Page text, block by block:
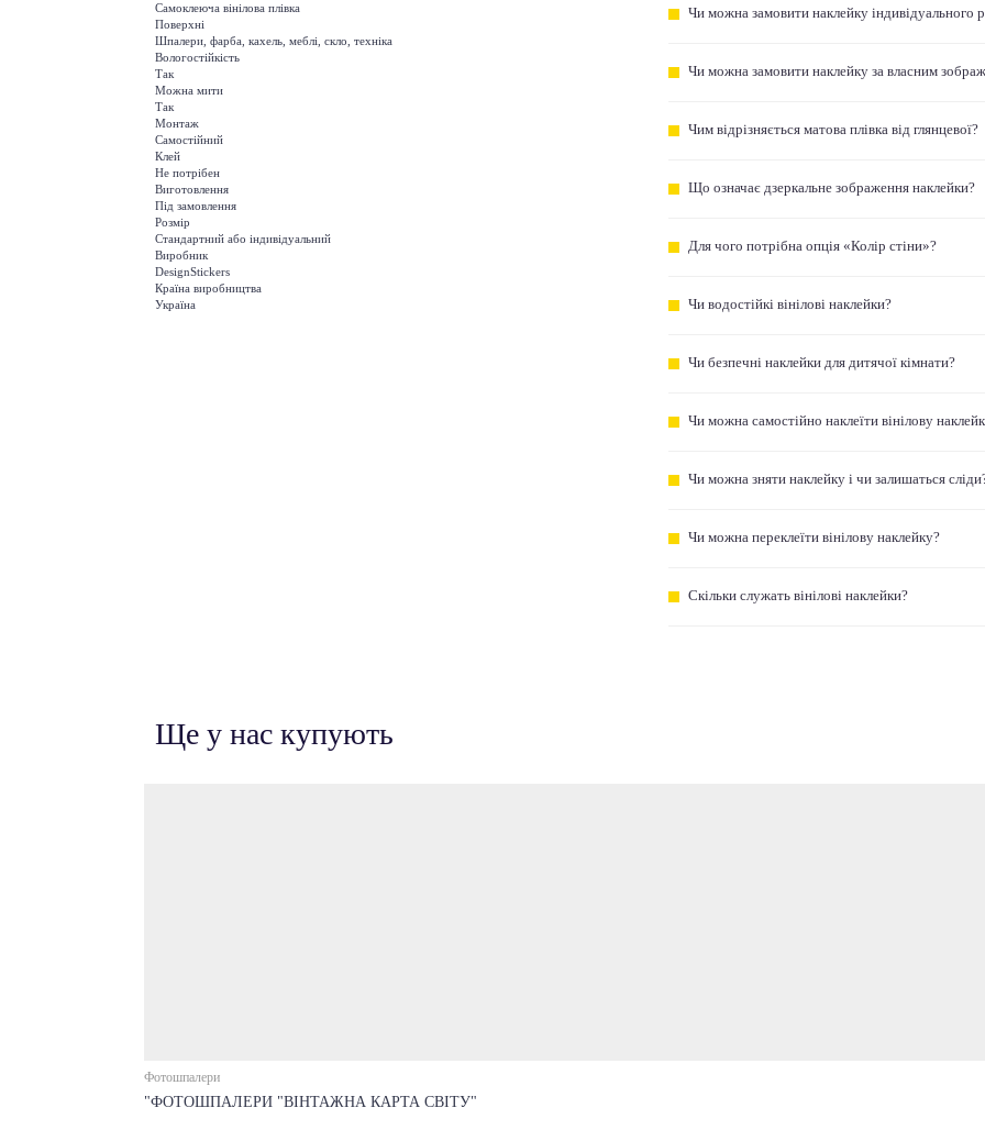
Самоклеюча вінілова плівка
Поверхні
Шпалери, фарба, кахель, меблі, скло, техніка
Вологостійкість
Так
Можна мити
Так
Монтаж
Самостійний
Клей
Не потрібен
Виготовлення
Під замовлення
Розмір
Стандартний або індивідуальний
Виробник
DesignStickers
Країна виробництва
Україна
Чи можна замовити наклейку індивідуального
Чи можна замовити наклейку за власним
Чим відрізняється матова плівка від глянцевої?
Що означає дзеркальне зображення наклейки?
Для чого потрібна опція «Колір стіни»?
Чи водостійкі вінілові наклейки?
Чи безпечні наклейки для дитячої кімнати?
Чи можна самостійно наклеїти вінілову
Чи можна зняти наклейку і чи залишаться
Чи можна переклеїти вінілову наклейку?
Скільки служать вінілові наклейки?
Ще у нас купують
Фотошпалери
"ФОТОШПАЛЕРИ "ВІНТАЖНА КАРТА СВІТУ"